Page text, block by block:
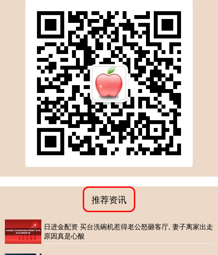
推荐资讯
日进金配资 买台洗碗机惹得老公怒砸客厅, 妻子离家出走
原因真是心酸